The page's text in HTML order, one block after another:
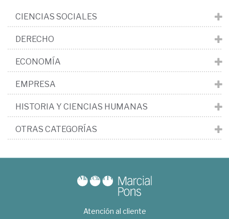
CIENCIAS SOCIALES
DERECHO
ECONOMÍA
EMPRESA
HISTORIA Y CIENCIAS HUMANAS
OTRAS CATEGORÍAS
Atención al cliente